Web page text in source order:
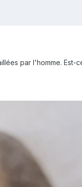
par l'homme.